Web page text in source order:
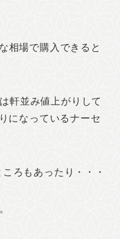
相場で購入できると
軒並み値上がりして
になっているナーセ
ろもあったり・・・